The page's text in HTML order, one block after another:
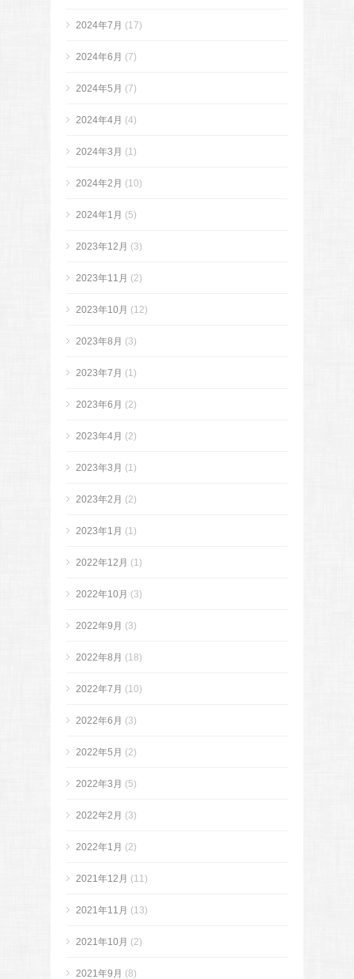
2024年7月 (17)
2024年6月 (7)
2024年5月 (7)
2024年4月 (4)
2024年3月 (1)
2024年2月 (10)
2024年1月 (5)
2023年12月 (3)
2023年11月 (2)
2023年10月 (12)
2023年8月 (3)
2023年7月 (1)
2023年6月 (2)
2023年4月 (2)
2023年3月 (1)
2023年2月 (2)
2023年1月 (1)
2022年12月 (1)
2022年10月 (3)
2022年9月 (3)
2022年8月 (18)
2022年7月 (10)
2022年6月 (3)
2022年5月 (2)
2022年3月 (5)
2022年2月 (3)
2022年1月 (2)
2021年12月 (11)
2021年11月 (13)
2021年10月 (2)
2021年9月 (8)